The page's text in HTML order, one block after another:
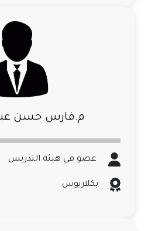
م.فارس حسن
عضو في هيئة التدريس
بكلاريوس